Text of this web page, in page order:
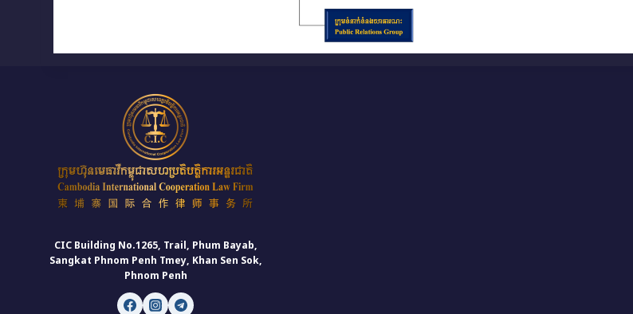
CIC Building No.1265, Trail, Phum Bayab,
Sangkat Phnom Penh Tmey, Khan Sen Sok,
Phnom Penh